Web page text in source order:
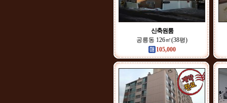
신축원룸
공릉동 126㎡(38평)
105,000